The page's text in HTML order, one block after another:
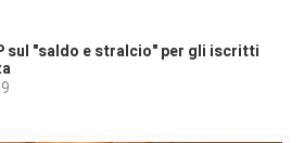
sul "saldo e stralcio" per gli iscritti